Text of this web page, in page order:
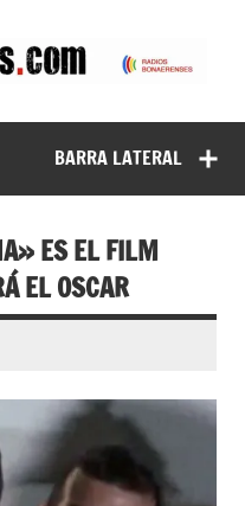
BARRA LATERAL
ES EL FILM
EL OSCAR